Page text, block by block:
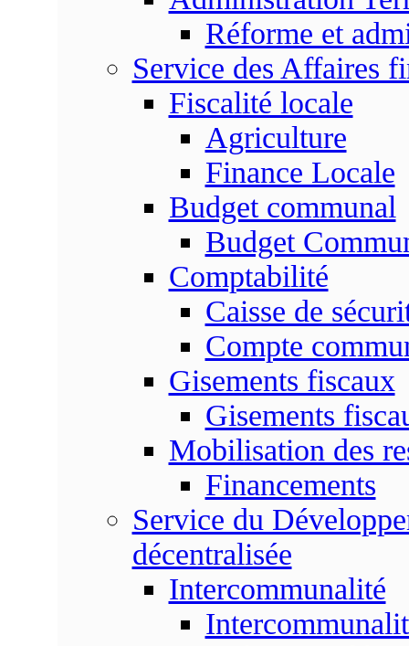
Réforme et
Service des Affaires
Fiscalité locale
Agriculture
Finance Locale
Budget communal
Budget
Comptabilité
Caisse de
Compte
Gisements fiscaux
Gisements
Mobilisation des
Financements
Service du
décentralisée
Intercommunalité